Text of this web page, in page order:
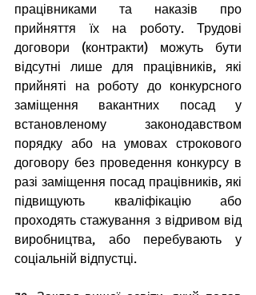
працівниками та наказів про
прийняття їх на роботу. Трудові
договори (контракти) можуть бути
відсутні лише для працівників, які
прийняті на роботу до конкурсного
заміщення вакантних посад у
встановленому законодавством
порядку або на умовах строкового
договору без проведення конкурсу в
разі заміщення посад працівників, які
підвищують кваліфікацію або
проходять стажування з відривом від
виробництва, або перебувають у
соціальній відпустці.